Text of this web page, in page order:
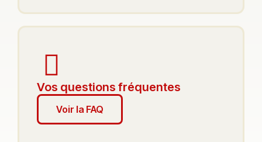
Vos questions fréquentes
Voir la FAQ